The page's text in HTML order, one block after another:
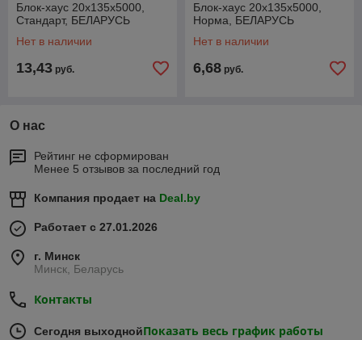
Блок-хаус 20x135х5000,
Стандарт, БЕЛАРУСЬ
Нет в наличии
13,43 руб.
Блок-хаус 20x135х5000,
Норма, БЕЛАРУСЬ
Нет в наличии
6,68 руб.
О нас
Рейтинг не сформирован
Менее 5 отзывов за последний год
Компания продает на Deal.by
Работает с 27.01.2026
г. Минск
Минск, Беларусь
Контакты
Сегодня выходнойПоказать весь график работы